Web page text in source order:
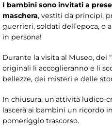
I bambini sono invitati a
maschera, vestiti da principi,
guerrieri, soldati dell’epoca, o
in persona!
Durante la visita al Museo, dei
originali li accoglieranno e li
bellezze, dei misteri e delle
In chiusura, un’attività ludico-
lascerà ai bambini un ricordo
pomeriggio trascorso.